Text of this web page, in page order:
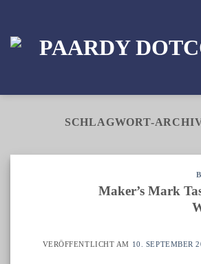
springen
SCHLAGWORT-
Maker’s Mark
VERÖFFENTLICHT AM 10. SEPTEMBER